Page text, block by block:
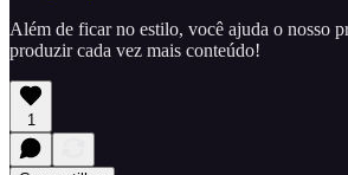
Além de ficar no estilo, você ajuda o nosso
produzir cada vez mais conteúdo!
1